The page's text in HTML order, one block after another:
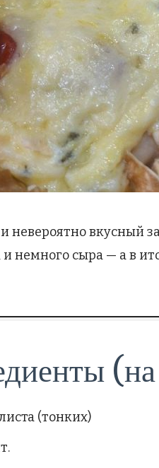
невероятно вкусный
немного сыра — а в
(тонких)